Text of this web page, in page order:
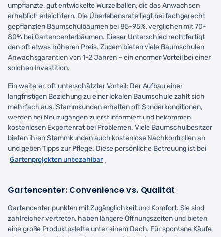
umpflanzte, gut entwickelte Wurzelballen, die das Anwachsen
erheblich erleichtern. Die Überlebensrate liegt bei fachgerecht
gepflanzten Baumschulbäumen bei 85-95%, verglichen mit 70-
80% bei Gartencenterbäumen. Dieser Unterschied rechtfertigt
den oft etwas höheren Preis. Zudem bieten viele Baumschulen
Anwachsgarantien von 1-2 Jahren – ein enormer Vorteil bei einer
solchen Investition.
Ein weiterer, oft unterschätzter Vorteil: Der Aufbau einer
langfristigen Beziehung zu einer lokalen Baumschule zahlt sich
mehrfach aus. Stammkunden erhalten oft Sonderkonditionen,
werden bei Neuzugängen zuerst informiert und bekommen
kostenlosen Expertenrat bei Problemen. Viele Baumschulbesitzer
bieten ihren Stammkunden auch kostenlose Nachkontrollen an
und geben Tipps zur Pflege. Diese persönliche Betreuung ist bei
Gartenprojekten unbezahlbar .
Gartencenter: Convenience vs. Qualität
Gartencenter punkten mit Zugänglichkeit und Komfort. Sie sind
zahlreicher vertreten, haben längere Öffnungszeiten und bieten
eine große Produktpalette unter einem Dach. Für spontane Käufe